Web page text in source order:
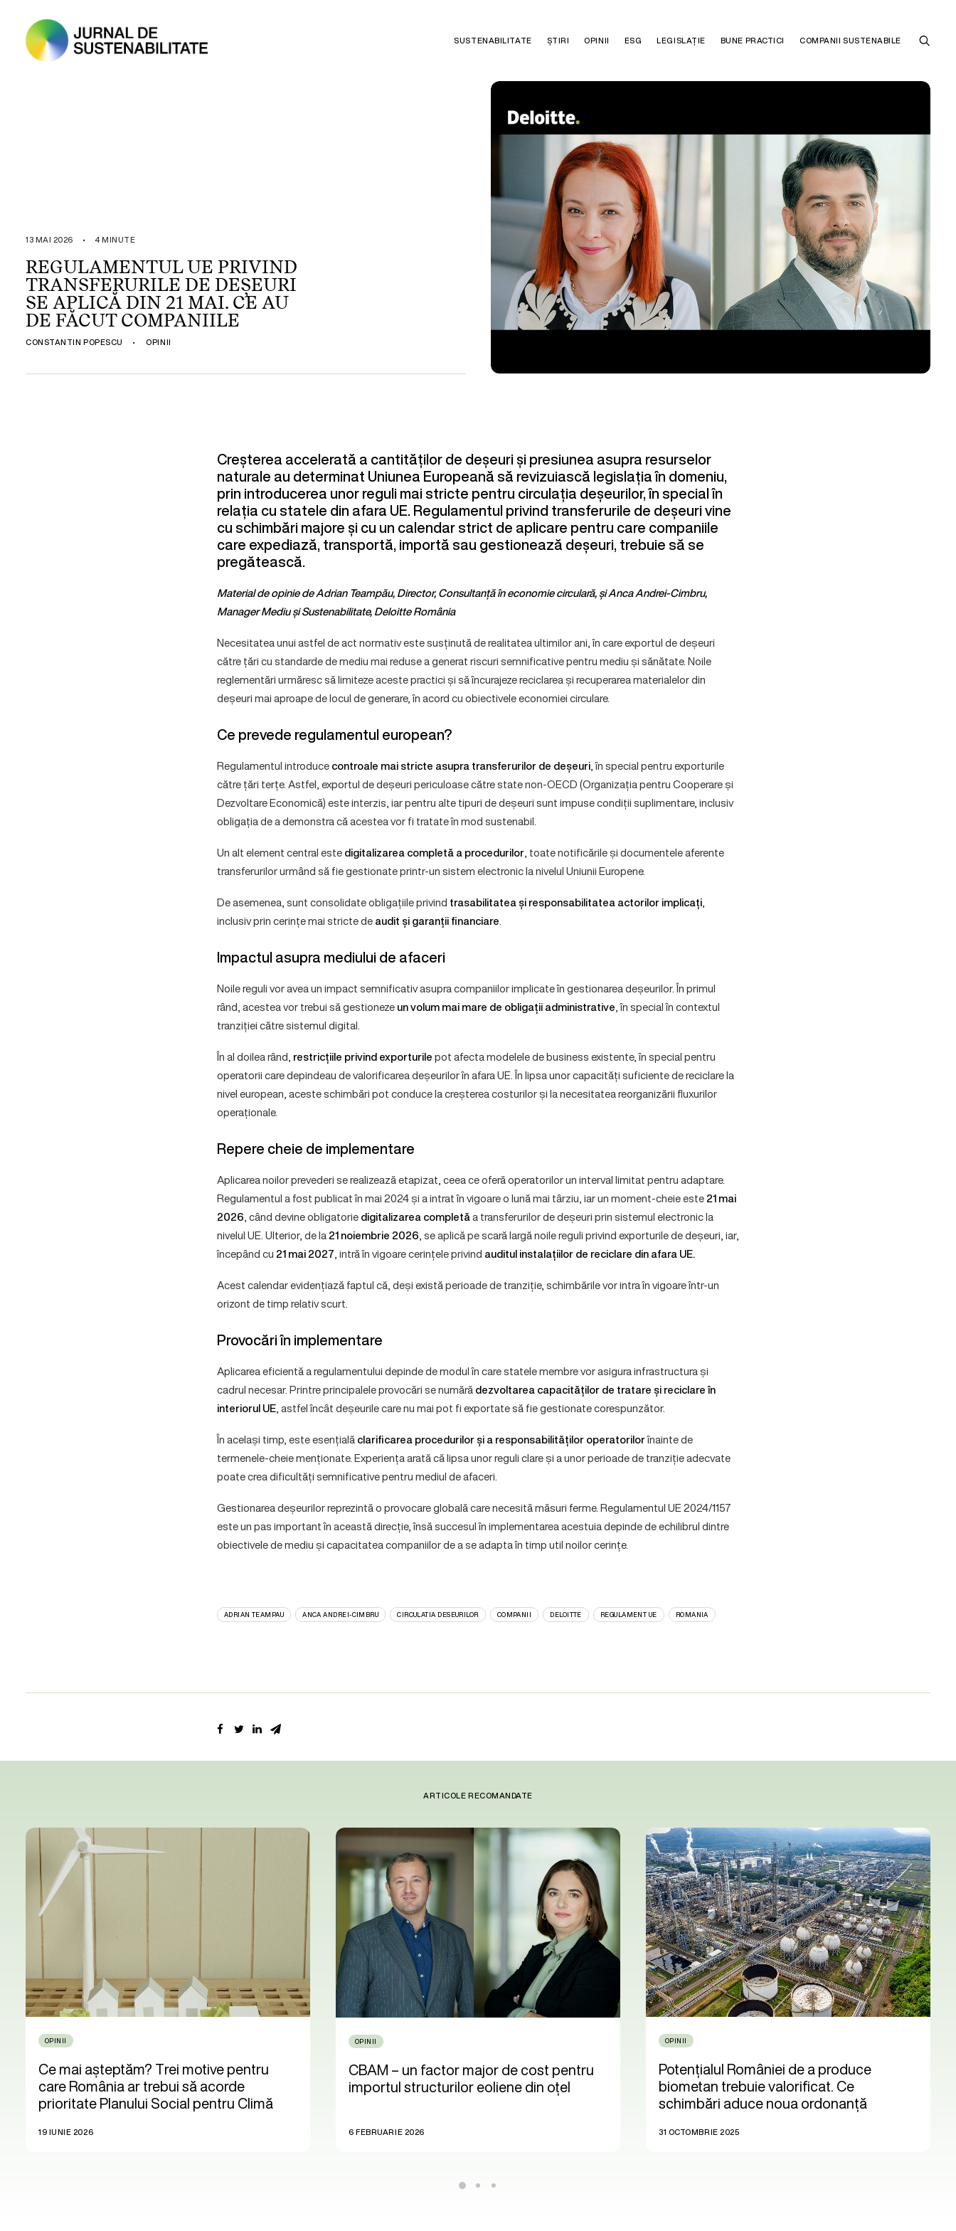
SUSTENABILITATE ȘTIRI OPINII ESG LEGISLAȚIE BUNE PRACTICI COMPANII SUSTENABILE
13 MAI 2026 • 4 MINUTE
REGULAMENTUL UE PRIVIND
TRANSFERURILE DE DEȘEURI
SE APLICĂ DIN 21 MAI. CE AU
DE FĂCUT COMPANIILE
CONSTANTIN POPESCU • OPINII
Creșterea accelerată a cantităților de deșeuri și presiunea asupra resurselor
naturale au determinat Uniunea Europeană să revizuiască legislația în domeniu,
prin introducerea unor reguli mai stricte pentru circulația deșeurilor, în special în
relația cu statele din afara UE. Regulamentul privind transferurile de deșeuri vine
cu schimbări majore și cu un calendar strict de aplicare pentru care companiile
care expediază, transportă, importă sau gestionează deșeuri, trebuie să se
pregătească.
Material de opinie de Adrian Teampău, Director, Consultanță în economie circulară, și Anca Andrei-Cimbru,
Manager Mediu și Sustenabilitate, Deloitte România
Necesitatea unui astfel de act normativ este susținută de realitatea ultimilor ani, în care exportul de deșeuri
către țări cu standarde de mediu mai reduse a generat riscuri semnificative pentru mediu și sănătate. Noile
reglementări urmăresc să limiteze aceste practici și să încurajeze reciclarea și recuperarea materialelor din
deșeuri mai aproape de locul de generare, în acord cu obiectivele economiei circulare.
Ce prevede regulamentul european?
Regulamentul introducecontroale mai stricte asupra transferurilor de deșeuri, în special pentru exporturile
către țări terțe. Astfel, exportul de deșeuri periculoase către state non-OECD (Organizația pentru Cooperare și
Dezvoltare Economică) este interzis, iar pentru alte tipuri de deșeuri sunt impuse condiții suplimentare, inclusiv
obligația de a demonstra că acestea vor fi tratate în mod sustenabil.
Un alt element central estedigitalizarea completă a procedurilor, toate notificările și documentele aferente
transferurilor urmând să fie gestionate printr-un sistem electronic la nivelul Uniunii Europene.
De asemenea, sunt consolidate obligațiile privind trasabilitatea și responsabilitatea actorilor implicați,
inclusiv prin cerințe mai stricte deaudit și garanții financiare.
Impactul asupra mediului de afaceri
Noile reguli vor avea un impact semnificativ asupra companiilor implicate în gestionarea deșeurilor. În primul
rând, acestea vor trebui să gestionezeun volum mai mare de obligații administrative, în special în contextul
tranziției către sistemul digital.
În al doilea rând, restricțiile privind exporturilepot afecta modelele de business existente, în special pentru
operatorii care depindeau de valorificarea deșeurilor în afara UE. În lipsa unor capacități suficiente de reciclare la
nivel european, aceste schimbări pot conduce la creșterea costurilor și la necesitatea reorganizării fluxurilor
operaționale.
Repere cheie de implementare
Aplicarea noilor prevederi se realizează etapizat, ceea ce oferă operatorilor un interval limitat pentru adaptare.
Regulamentul a fost publicat în mai 2024 și a intrat în vigoare o lună mai târziu, iar un moment-cheie este21 mai
2026, când devine obligatoriedigitalizarea completăa transferurilor de deșeuri prin sistemul electronic la
nivelul UE. Ulterior, de la21 noiembrie 2026, se aplică pe scară largă noile reguli privind exporturile de deșeuri, iar,
începând cu 21 mai 2027, intră în vigoare cerințele privind auditul instalațiilor de reciclare din afara UE.
Acest calendar evidențiază faptul că, deși există perioade de tranziție, schimbările vor intra în vigoare într-un
orizont de timp relativ scurt.
Provocări în implementare
Aplicarea eficientă a regulamentului depinde de modul în care statele membre vor asigura infrastructura și
cadrul necesar. Printre principalele provocări se numărădezvoltarea capacităților de tratare și reciclare în
interiorul UE, astfel încât deșeurile care nu mai pot fi exportate să fie gestionate corespunzător.
În același timp, este esențialăclarificarea procedurilor și a responsabilităților operatorilorînainte de
termenele-cheie menționate. Experiența arată că lipsa unor reguli clare și a unor perioade de tranziție adecvate
poate crea dificultăți semnificative pentru mediul de afaceri.
Gestionarea deșeurilor reprezintă o provocare globală care necesită măsuri ferme. Regulamentul UE 2024/1157
este un pas important în această direcție, însă succesul în implementarea acestuia depinde de echilibrul dintre
obiectivele de mediu și capacitatea companiilor de a se adapta în timp util noilor cerințe.
ADRIAN TEAMPAU ANCA ANDREI-CIMBRU CIRCULATIA DESEURILOR COMPANII DELOITTE REGULAMENT UE ROMANIA
ARTICOLE RECOMANDATE
OPINII
Ce mai așteptăm? Trei motive pentru
care România ar trebui să acorde
prioritate Planului Social pentru Climă
19 IUNIE 2026
OPINII
CBAM – un factor major de cost pentru
importul structurilor eoliene din oțel
6 FEBRUARIE 2026
OPINII
Potențialul României de a produce
biometan trebuie valorificat. Ce
schimbări aduce noua ordonanță
31 OCTOMBRIE 2025